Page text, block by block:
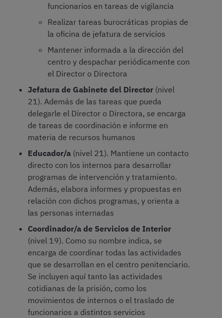
funcionarios en tareas de vigilancia
Realizar tareas burocráticas propias de
la oficina de jefatura de servicios
Mantener informada a la dirección del
centro y despachar periódicamente con
el Director o Directora
Jefatura de Gabinete del Director (nivel
21). Además de las tareas que pueda
delegarle el Director o Directora, se encarga
de tareas de coordinación e informe en
materia de recursos humanos
Educador/a (nivel 21). Mantiene un contacto
directo con los internos para desarrollar
programas de intervención y tratamiento.
Además, elabora informes y propuestas en
relación con dichos programas, y orienta a
las personas internadas
Coordinador/a de Servicios de Interior
(nivel 19). Como su nombre indica, se
encarga de coordinar todas las actividades
que se desarrollan en el centro penitenciario.
Se incluyen aquí tanto las actividades
cotidianas de la prisión, como los
movimientos de internos o el traslado de
funcionarios a distintos servicios